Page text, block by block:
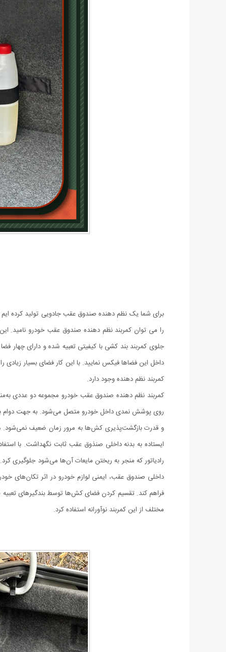
برای شما یک نظم دهنده صندوق عقب جادویی تولید کرده
را می توان کمربند نظم دهنده صندوق عقب خودرو
جلوی کمربند بند کشی با کیفیتی تعبیه شده و دارای چهار
داخل این فضاها فیکس نمایید. با این کار فضای بسیار
کمربند نظم دهنده وجود دارد.
کمربند نظم دهنده صندوق عقب خودرو مجموعه دو عددی
روی پوشش نمدی داخل خودرو متصل می‌شود. به جهت دوام
و قدرت بازگشت‌پذیری کش‌ها به مرور زمان ضعیف نمی‌شود.
ایستاده به بدنه داخلی صنذوق عقب ثابت نگهداشت. با
رادیاتور که منجر به ریختن مایعات آن‌ها می‌شود جلوگیری
داخلی صندوق عقب، ایمنی لوازم خودرو در اثر تکان‌های
فراهم کند. تقسیم کردن فضای کش‌ها توسط بندگیرهای تعبیه
مختلف از این کمربند نوآورانه استفاده کرد.